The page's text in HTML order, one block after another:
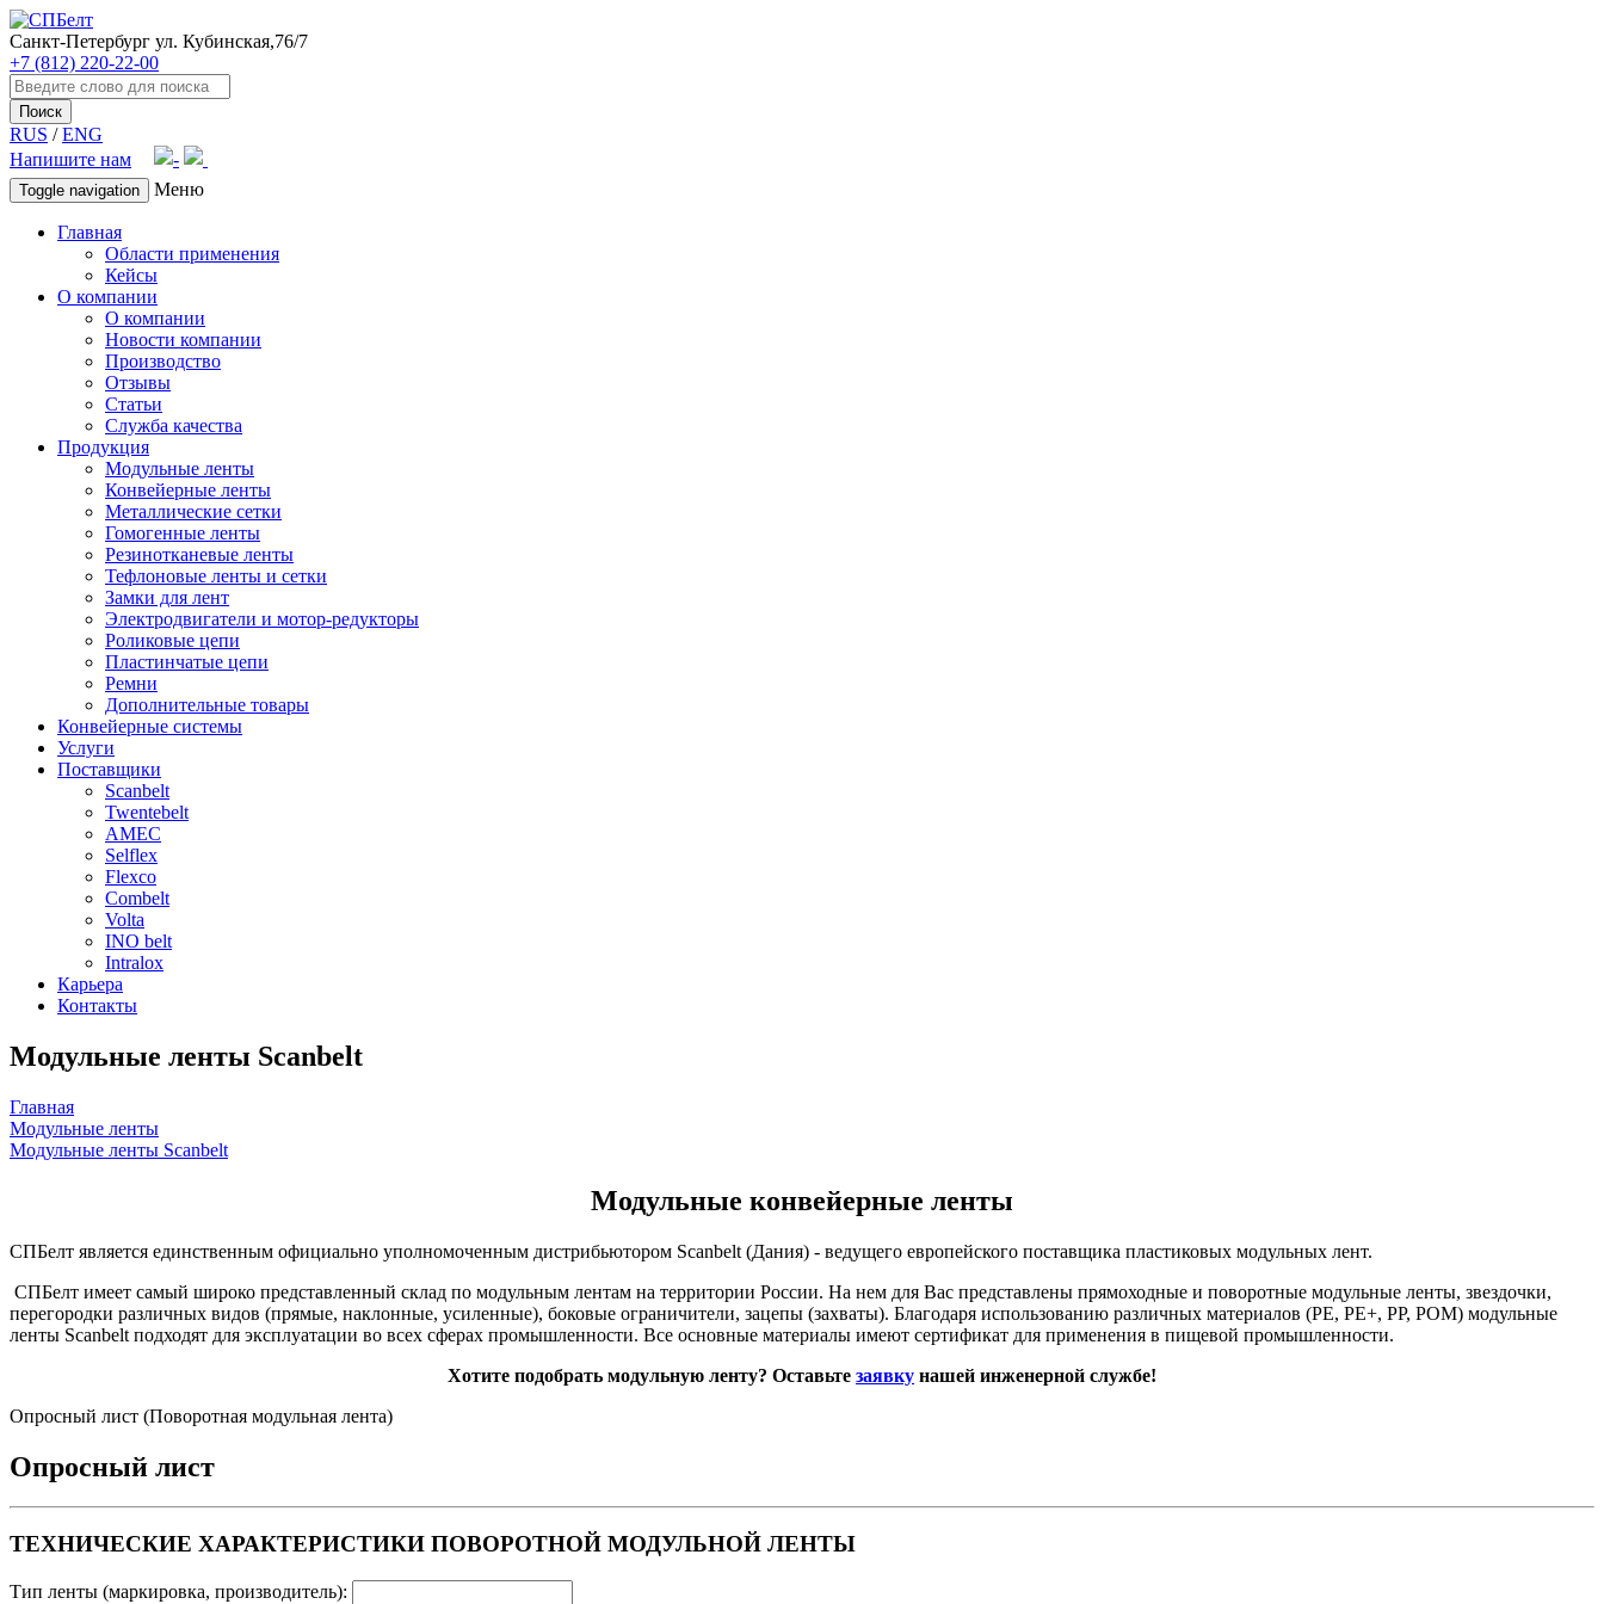
Санкт-Петербург ул. Кубинская,76/7
+7 (812) 220-22-00
Поиск
RUS /ENG
Напишите нам
Toggle navigation Меню
Главная
Области применения
Кейсы
О компании
О компании
Новости компании
Производство
Отзывы
Статьи
Служба качества
Продукция
Модульные ленты
Конвейерные ленты
Металлические сетки
Гомогенные ленты
Резинотканевые ленты
Тефлоновые ленты и сетки
Замки для лент
Электродвигатели и мотор-редукторы
Роликовые цепи
Пластинчатые цепи
Ремни
Дополнительные товары
Конвейерные системы
Услуги
Поставщики
Scanbelt
Twentebelt
АMEC
Selflex
Flexco
Combelt
Volta
INO belt
Intralox
Карьера
Контакты
Модульные ленты Scanbelt
Главная
Модульные ленты
Модульные ленты Scanbelt
Модульные конвейерные ленты
СПБелт является единственным официально уполномоченным дистрибьютором Scanbelt (Дания) - ведущего европейского поставщика пластиковых модульных лент.
СПБелт имеет самый широко представленный склад по модульным лентам на территории России. На нем для Вас представлены прямоходные и поворотные модульные ленты, звездочки,
перегородки различных видов (прямые, наклонные, усиленные), боковые ограничители, зацепы (захваты). Благодаря использованию различных материалов (PE, PE+, PP, POM) модульные
ленты Scanbelt подходят для эксплуатации во всех сферах промышленности. Все основные материалы имеют сертификат для применения в пищевой промышленности.
Хотите подобрать модульную ленту? Оставьте заявку нашей инженерной службе!
Опросный лист (Поворотная модульная лента)
Опросный лист
ТЕХНИЧЕСКИЕ ХАРАКТЕРИСТИКИ ПОВОРОТНОЙ МОДУЛЬНОЙ ЛЕНТЫ
Тип ленты (маркировка, производитель):